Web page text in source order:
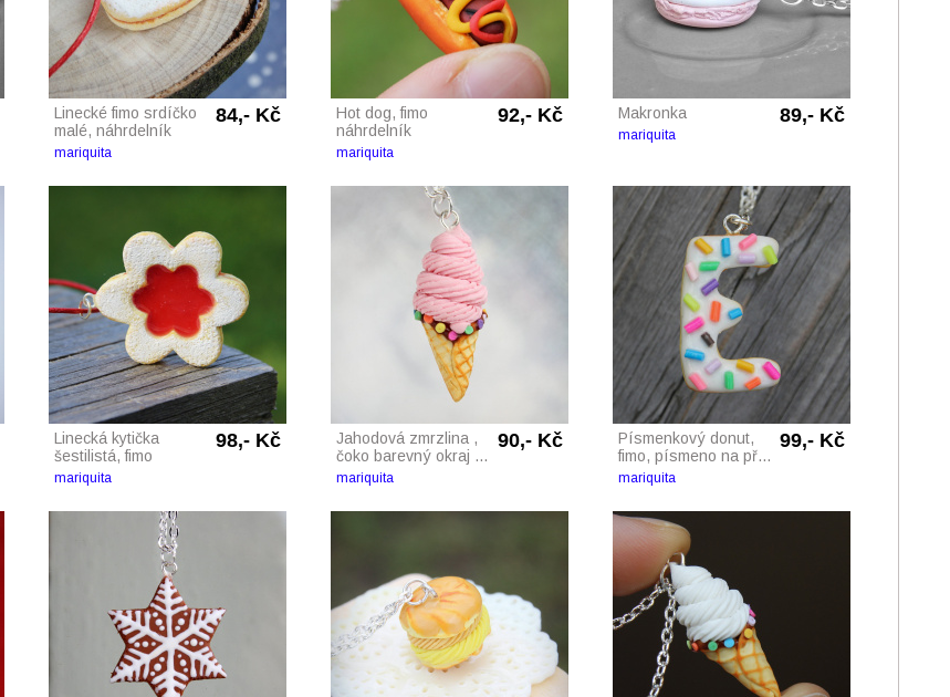
Linecké fimo srdíčko
malé, náhrdelník
84,- Kč
mariquita
Hot dog, fimo
náhrdelník
92,- Kč
mariquita
Makronka 89,- Kč
mariquita
Linecká kytička
šestilistá, fimo
98,- Kč
mariquita
Jahodová zmrzlina ,
čoko barevný okraj ...
90,- Kč
mariquita
Písmenkový donut,
fimo, písmeno na př...
99,- Kč
mariquita